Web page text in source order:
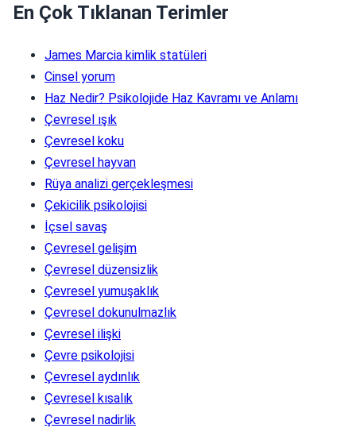
En Çok Tıklanan Terimler
James Marcia kimlik statüleri
Cinsel yorum
Haz Nedir? Psikolojide Haz Kavramı ve Anlamı
Çevresel ışık
Çevresel koku
Çevresel hayvan
Rüya analizi gerçekleşmesi
Çekicilik psikolojisi
İçsel savaş
Çevresel gelişim
Çevresel düzensizlik
Çevresel yumuşaklık
Çevresel dokunulmazlık
Çevresel ilişki
Çevre psikolojisi
Çevresel aydınlık
Çevresel kısalık
Çevresel nadirlik